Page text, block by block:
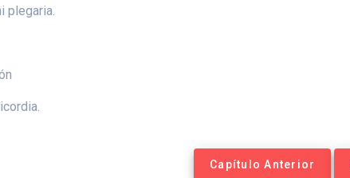
plegaria.
Capítulo Anterior